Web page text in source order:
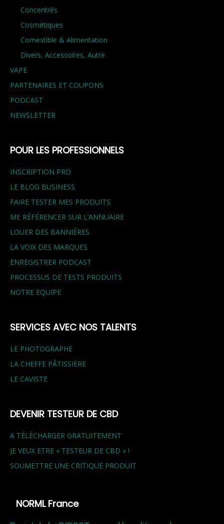
Concentrés
Cosmétiques
Comestible & Alimentation
Divers, Accessoires, Autre
VAPE
PARTENAIRES ET COUPONS
PODCAST
NEWSLETTER
POUR LES PROFESSIONNELS
INSCRIPTION PRO
LE BLOG BUSINESS
FAIRE TESTER MES PRODUITS
ME RÉFÉRENCER SUR L’ANNUAIRE
LOUER DES BANNIÈRES
LA VOIX DES MARQUES
ENREGISTRER PODCAST
PROCESSUS DE TESTS PRODUITS
NOTRE EQUIPE
SERVICES AVEC NOS TALENTS
LE PHOTOGRAPHE
LA CHEFFE PÂTISSIÈRE
LE CAVISTE
DEVENIR TESTEUR DE CBD
A TÉLÉCHARGER GRATUITEMENT
JE VEUX ETRE « TESTEUR DE CBD » !
SOUMETTRE UNE CRITIQUE PRODUIT
NORML France